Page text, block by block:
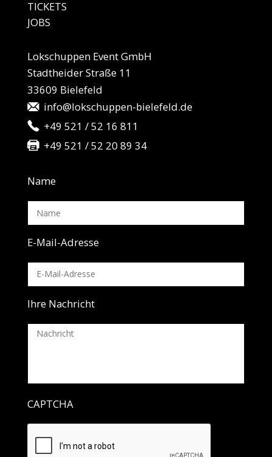
TICKETS
JOBS
Lokschuppen Event GmbH
Stadtheider Straße 11
33609 Bielefeld
info@lokschuppen-bielefeld.de
+49 521 / 52 16 811
+49 521 / 52 20 89 34
Name
E-Mail-Adresse
Ihre Nachricht
CAPTCHA